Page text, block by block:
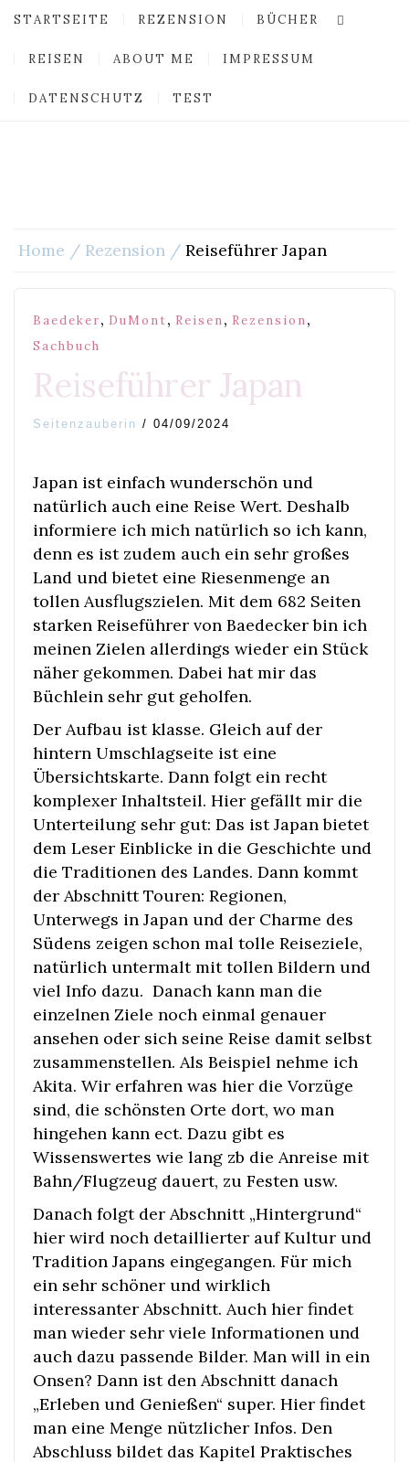
STARTSEITE REZENSION BÜCHER
REISEN ABOUT ME IMPRESSUM
DATENSCHUTZ TEST
Home Rezension Reiseführer Japan
Baedeker, DuMont, Reisen, Rezension,
Sachbuch
Reiseführer Japan
Seitenzauberin / 04/09/2024
Japan ist einfach wunderschön und
natürlich auch eine Reise Wert. Deshalb
informiere ich mich natürlich so ich kann,
denn es ist zudem auch ein sehr großes
Land und bietet eine Riesenmenge an
tollen Ausflugszielen. Mit dem 682 Seiten
starken Reiseführer von Baedecker bin ich
meinen Zielen allerdings wieder ein Stück
näher gekommen. Dabei hat mir das
Büchlein sehr gut geholfen.
Der Aufbau ist klasse. Gleich auf der
hintern Umschlagseite ist eine
Übersichtskarte. Dann folgt ein recht
komplexer Inhaltsteil. Hier gefällt mir die
Unterteilung sehr gut: Das ist Japan bietet
dem Leser Einblicke in die Geschichte und
die Traditionen des Landes. Dann kommt
der Abschnitt Touren: Regionen,
Unterwegs in Japan und der Charme des
Südens zeigen schon mal tolle Reiseziele,
natürlich untermalt mit tollen Bildern und
viel Info dazu. Danach kann man die
einzelnen Ziele noch einmal genauer
ansehen oder sich seine Reise damit selbst
zusammenstellen. Als Beispiel nehme ich
Akita. Wir erfahren was hier die Vorzüge
sind, die schönsten Orte dort, wo man
hingehen kann ect. Dazu gibt es
Wissenswertes wie lang zb die Anreise mit
Bahn/Flugzeug dauert, zu Festen usw.
Danach folgt der Abschnitt „Hintergrund“
hier wird noch detaillierter auf Kultur und
Tradition Japans eingegangen. Für mich
ein sehr schöner und wirklich
interessanter Abschnitt. Auch hier findet
man wieder sehr viele Informationen und
auch dazu passende Bilder. Man will in ein
Onsen? Dann ist den Abschnitt danach
„Erleben und Genießen“ super. Hier findet
man eine Menge nützlicher Infos. Den
Abschluss bildet das Kapitel Praktisches